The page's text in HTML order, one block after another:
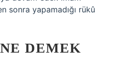
sonra yapamadığı rükû
DEMEK